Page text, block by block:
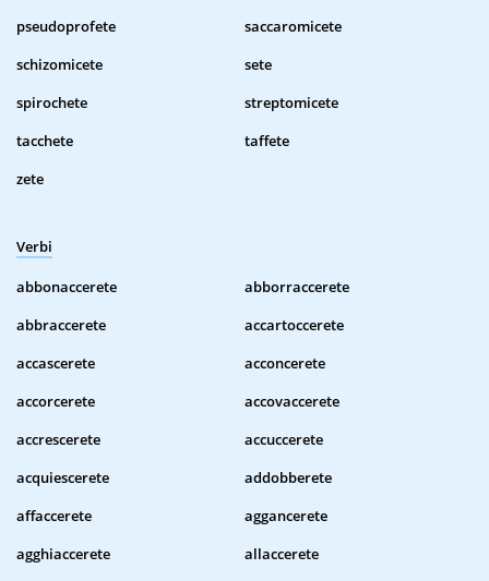
pseudoprofete
saccaromicete
schizomicete
sete
spirochete
streptomicete
tacchete
taffete
zete
Verbi
abbonaccerete
abborraccerete
abbraccerete
accartoccerete
accascerete
acconcerete
accorcerete
accovaccerete
accrescerete
accuccerete
acquiescerete
addobberete
affaccerete
aggancerete
agghiaccerete
allaccerete